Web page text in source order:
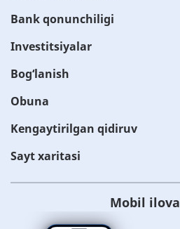
Bank qonunchiligi
Investitsiyalar
Bog‘lanish
Obuna
Kengaytirilgan qidiruv
Sayt xaritasi
Mobil ilova